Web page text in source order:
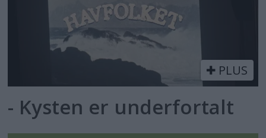
PLUS
- Kysten er underfortalt